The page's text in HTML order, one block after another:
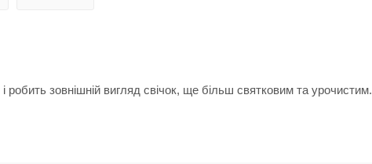
зовнішній вигляд свічок, ще більш святковим та урочистим.